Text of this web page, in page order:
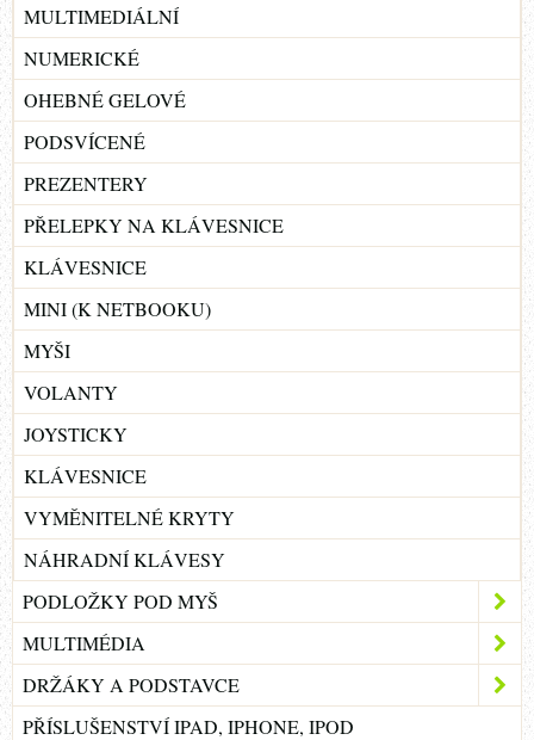
MULTIMEDIÁLNÍ
NUMERICKÉ
OHEBNÉ GELOVÉ
PODSVÍCENÉ
PREZENTERY
PŘELEPKY NA KLÁVESNICE
KLÁVESNICE
MINI (K NETBOOKU)
MYŠI
VOLANTY
JOYSTICKY
KLÁVESNICE
VYMĚNITELNÉ KRYTY
NÁHRADNÍ KLÁVESY
PODLOŽKY POD MYŠ
MULTIMÉDIA
DRŽÁKY A PODSTAVCE
PŘÍSLUŠENSTVÍ IPAD, IPHONE, IPOD